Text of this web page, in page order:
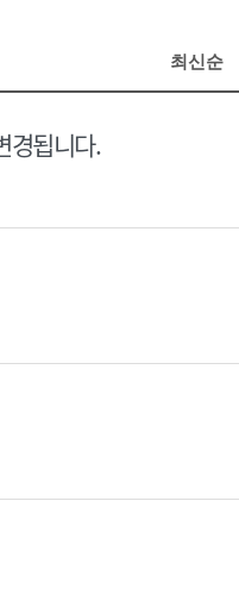
최신순
경됩니다.